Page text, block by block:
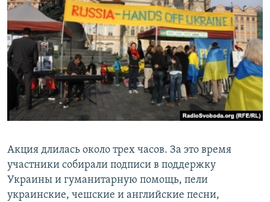
Акция длилась около трех часов. За это время
участники собирали подписи в поддержку
Украины и гуманитарную помощь, пели
украинские, чешские и английские песни,